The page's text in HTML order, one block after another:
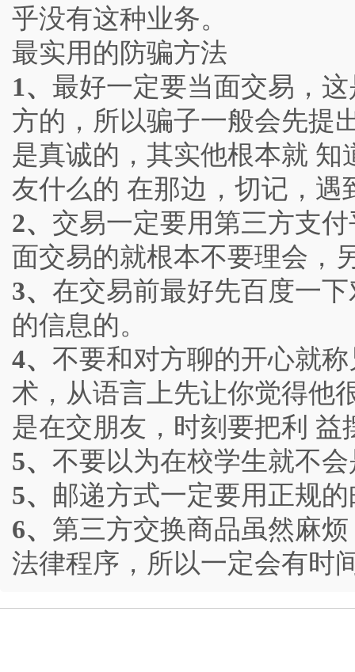
乎没有这种业务。
最实用的防骗方法
1、 最好一定要当面交易，
方的，所以骗子一般会先提
是真诚的，其实他根本就
友什么的 在那边，切记，遇
2、 交易一定要用第三方支
面交易的就根本不要理会，
3、 在交易前最好先百度一
的信息的。
4、 不要和对方聊的开心就
术，从语言上先让你觉得他
是在交朋友，时刻要把利
5、 不要以为在校学生就不
5、 邮递方式一定要用正规
6、 第三方交换商品虽然麻
法律程序，所以一定会有时